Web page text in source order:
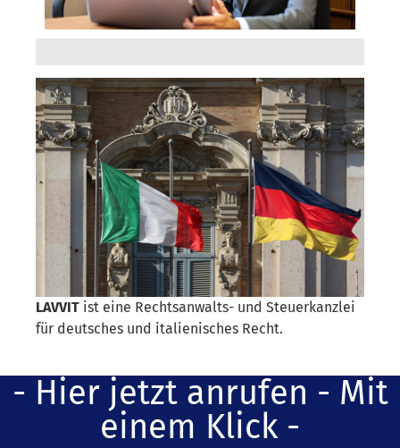
LAVVIT ist eine Rechtsanwalts- und Steuerkanzlei
für deutsches und italienisches Recht.
- Hier jetzt anrufen - Mit
einem Klick -